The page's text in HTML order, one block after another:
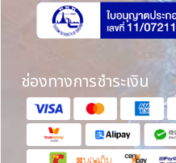
ช่องทางการชำระเงิน